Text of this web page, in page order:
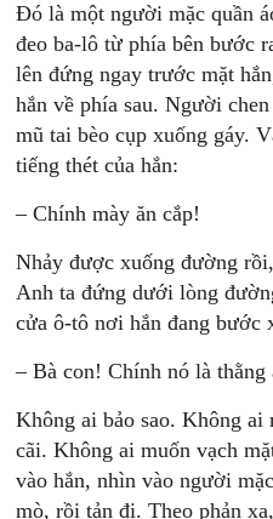
Đó là một người mặc quần
đeo ba-lô từ phía bên bước
lên đứng ngay trước mặt
hắn về phía sau. Người
mũ tai bèo cụp xuống gáy.
tiếng thét của hắn:
– Chính mày ăn cắp!
Nhảy được xuống đường
Anh ta đứng dưới lòng
cửa ô-tô nơi hắn đang bước
– Bà con! Chính nó là thằng
Không ai bảo sao. Không ai
cãi. Không ai muốn vạch
vào hắn, nhìn vào người
mò, rồi tản đi. Theo phản